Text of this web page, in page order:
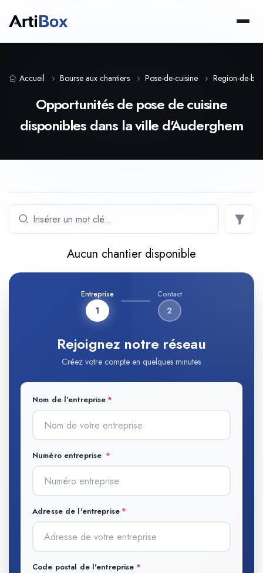
Accueil Bourse aux chantiers Pose-de-cuisine Region-de-
Opportunités de pose de cuisine
disponibles dans la ville d'Auderghem
Aucun chantier disponible
Entreprise
1
Contact
2
Rejoignez notre réseau
Créez votre compte en quelques minutes
Nom de l'entreprise
Numéro entreprise
Adresse de l'entreprise
Code postal de l'entreprise